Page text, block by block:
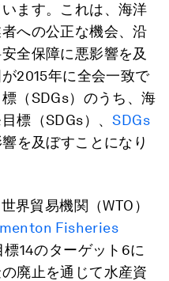
ます。これは、海洋
への公正な機会、沿
全保障に悪影響を及
2015年に全会一致で
（SDGs）のうち、海
標（SDGs）、SDGs
を及ぼすことになり
界貿易機関（WTO）
on Fisheries
標14のターゲット6に
廃止を通じて水産資